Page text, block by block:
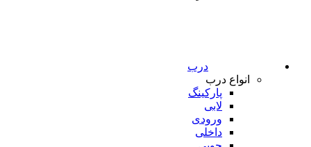
درب
انواع درب
پارکینگ
لابی
ورودی
داخلی